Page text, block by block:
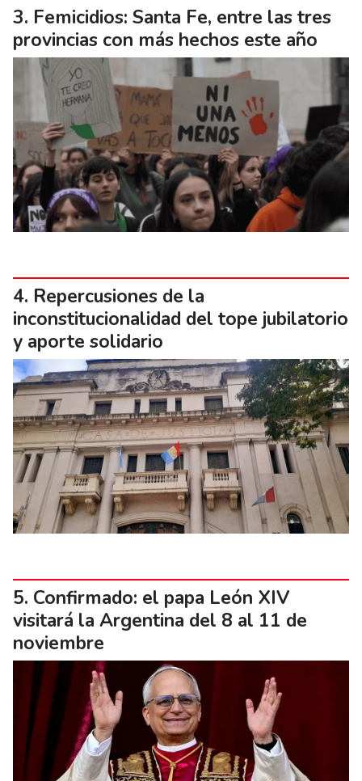
Femicidios: Santa Fe, entre las tres
provincias con más hechos este año
Repercusiones de la
inconstitucionalidad del tope jubilatorio
y aporte solidario
Confirmado: el papa León XIV
visitará la Argentina del 8 al 11 de
noviembre